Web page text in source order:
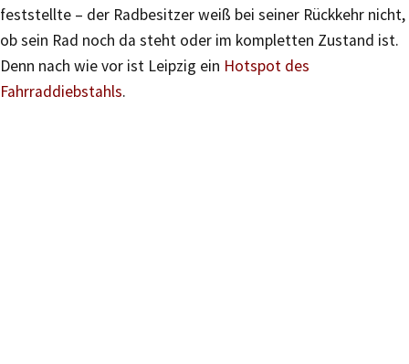
feststellte – der Radbesitzer weiß bei seiner Rückkehr nicht,
ob sein Rad noch da steht oder im kompletten Zustand ist.
Denn nach wie vor ist Leipzig ein Hotspot des
Fahrraddiebstahls.